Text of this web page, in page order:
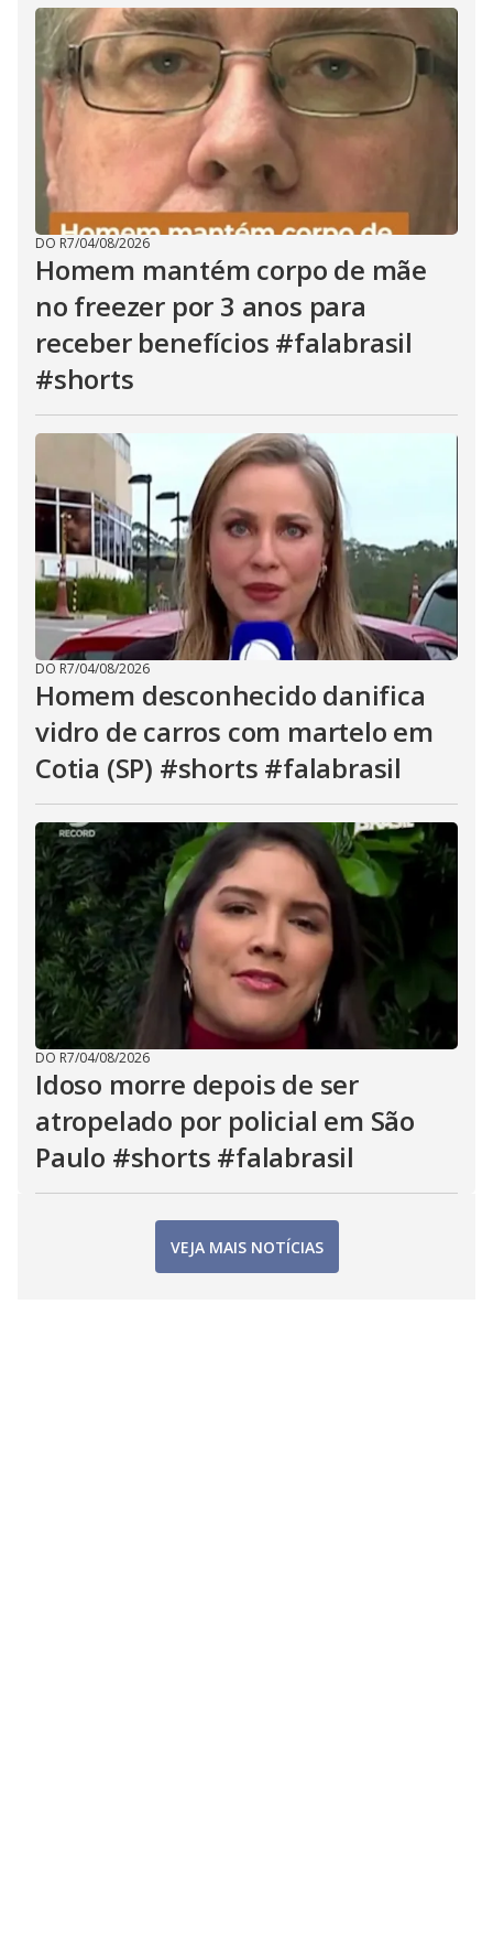
DO R7/04/08/2026
Homem mantém corpo de mãe
no freezer por 3 anos para
receber benefícios #falabrasil
#shorts
DO R7/04/08/2026
Homem desconhecido danifica
vidro de carros com martelo em
Cotia (SP) #shorts #falabrasil
DO R7/04/08/2026
Idoso morre depois de ser
atropelado por policial em São
Paulo #shorts #falabrasil
VEJA MAIS NOTÍCIAS